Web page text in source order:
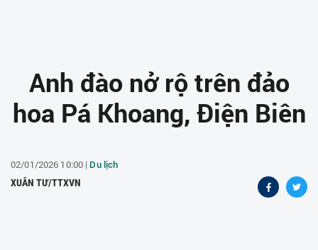
Anh đào nở rộ trên đảo
hoa Pá Khoang, Điện Biên
02/01/2026 10:00 | Du lịch
XUÂN TƯ/TTXVN